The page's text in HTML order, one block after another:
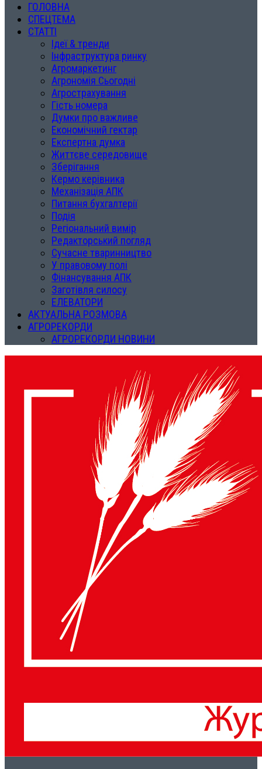
ГОЛОВНА
СПЕЦТЕМА
СТАТТІ
Ідеї & тренди
Інфраструктура ринку
Агромаркетинг
Агрономія Сьогодні
Агрострахування
Гість номера
Думки про важливе
Економічний гектар
Експертна думка
Життєве середовище
Зберігання
Кермо керівника
Механізація АПК
Питання бухгалтерії
Подія
Регіональний вимір
Редакторський погляд
Сучасне тваринництво
У правовому полі
Фінансування АПК
Заготівля силосу
ЕЛЕВАТОРИ
АКТУАЛЬНА РОЗМОВА
АГРОРЕКОРДИ
АГРОРЕКОРДИ НОВИНИ